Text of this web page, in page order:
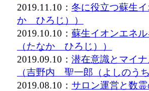
2019.11.10： 冬に役立つ蘇生
か ひろじ））
2019.10.10： 蘇生イオンエネ
（たなか ひろじ））
2019.09.10： 潜在意識とマイ
（吉野内 聖一郎（よしのう
2019.08.10： サロン運営と数